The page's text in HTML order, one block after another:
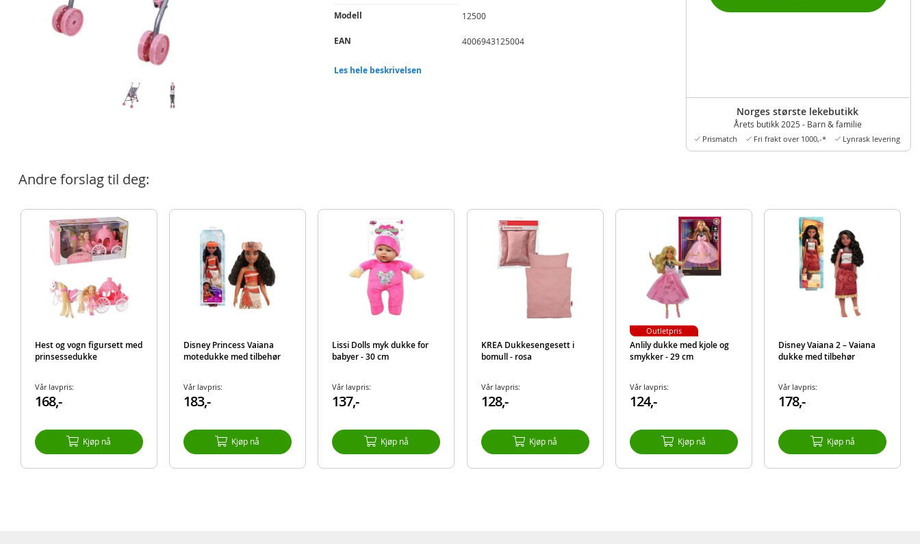
Norges største lekebutikk
Årets butikk 2025 - Barn & familie
Prismatch Fri frakt over 1000,-* Lynrask levering
Produktdetaljer
Modell 12500
EAN 4006943125004
Merke
Les hele beskrivelsen
Andre forslag til deg:
Hest og vogn figursett med
prinsessedukke
Vår lavpris:
168,-
Kjøp nå
Disney Princess Vaiana
motedukke med tilbehør
Vår lavpris:
183,-
Kjøp nå
Lissi Dolls myk dukke for
babyer - 30 cm
Vår lavpris:
137,-
Kjøp nå
KREA Dukkesengesett i
bomull - rosa
Vår lavpris:
128,-
Kjøp nå
Anlily dukke med kjole og
smykker - 29 cm
Vår lavpris:
124,-
Kjøp nå
Outletpris
Disney Vaiana 2 – Vaiana
dukke med tilbehør
Vår lavpris:
178,-
Kjøp nå